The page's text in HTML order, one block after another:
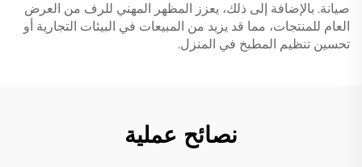
صيانة. بالإضافة إلى ذلك، يعزز المظهر المهني للرف من العرض
العام للمنتجات، مما قد يزيد من المبيعات في البيئات التجارية أو
تحسين تنظيم المطبخ في المنزل.
نصائح عملية